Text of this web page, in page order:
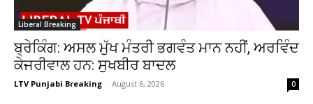
Liberal Breaking
ਬ੍ਰੇਕਿੰਗ: ਅਸਲ ਮੁੱਖ ਮੰਤਰੀ ਭਗਵੰਤ ਮਾਨ ਨਹੀਂ, ਅਰਵਿੰਦ
ਕੇਜਰੀਵਾਲ ਹਨ: ਸੁਖਬੀਰ ਬਾਦਲ
LTV Punjabi Breaking - August 6, 2026 0